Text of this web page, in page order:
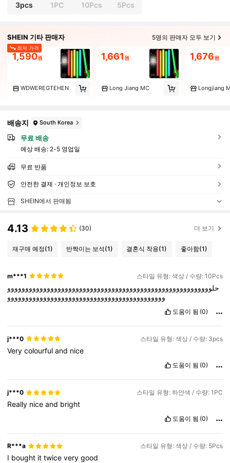
3pcs 1PC 10Pcs 5Pcs
SHEIN 기타 판매자 5명의 판매자 모두 보기
최저 가격
1,590원
WDWEREGTEHEN
1,661 원
Long Jiang MC
1,676원
Longjiang
배송지 South Korea
무료 배송
예상 배송: 2-5 영업일
무료 반품
안전한 결제 · 개인정보 보호
SHEIN에서 판매됨
4.13 (30) 더 보기
재구매 예정(1) 반짝이는 보석(1) 결혼식 착용(1) 좋아함(1)
m***1 스타일 유형: 색상 / 수량: 10Pcs
حلووووووووووووووووووووووووووووووووووووووووووووووووووووووووو
وووووووووووووووووووووووووووووووووووووووووووو
도움이 됨 (0)
j***0 스타일 유형: 색상 / 수량: 3pcs
Verycolourfuland nice
도움이 됨 (0)
j***0 스타일 유형: 하얀색 / 수량: 1PC
Really niceand bright
도움이 됨 (0)
R***a 스타일 유형: 색상 / 수량: 5Pcs
I bought ittwiceverygood